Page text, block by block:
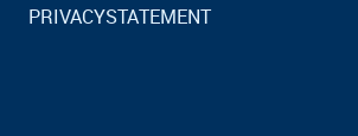
PRIVACYSTATEMENT